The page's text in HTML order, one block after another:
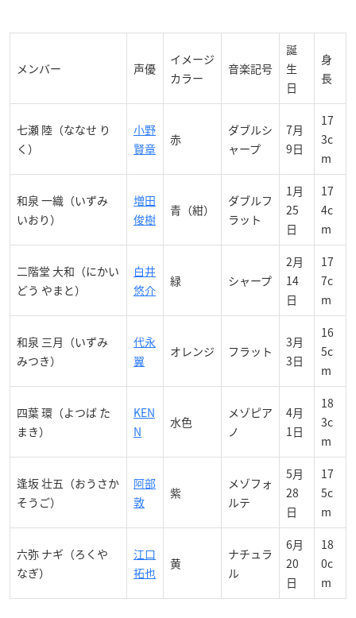
メンバー 声優
イメージ
カラー
音楽記号
誕
生
日
身
長
七瀬 陸（ななせ り
く）
小野
賢章
赤
ダブルシ
ャープ
7月
9日
17
3c
m
和泉 一織（いずみ
いおり）
増田
俊樹
青（紺）
ダブルフ
ラット
1月
25
日
17
4c
m
二階堂 大和（にかい
どう やまと）
白井
悠介
緑 シャープ
2月
14
日
17
7c
m
和泉 三月（いずみ
みつき）
代永
翼
オレンジ フラット
3月
3日
16
5c
m
四葉 環（よつば た
まき）
KEN
N
水色
メゾピア
ノ
4月
1日
18
3c
m
逢坂 壮五（おうさか
そうご）
阿部
敦
紫
メゾフォ
ルテ
5月
28
日
17
5c
m
六弥 ナギ（ろくや
なぎ）
江口
拓也
黄
ナチュラ
ル
6月
20
日
18
0c
m